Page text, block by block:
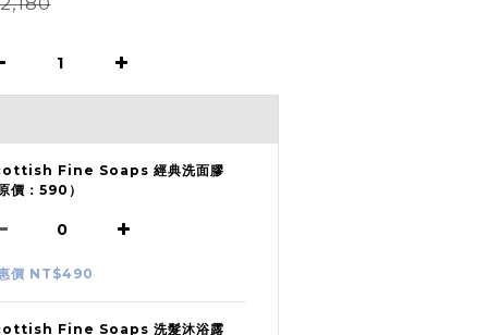
Fine Soaps 經典洗面膠
價：590）
價 NT$490
Fine Soaps 洗髮沐浴露